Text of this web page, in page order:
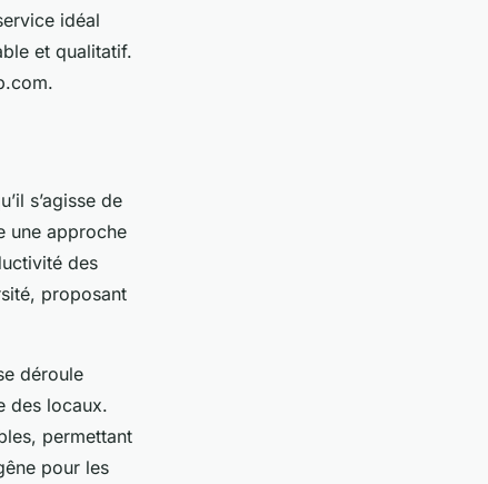
idéal
et qualitatif.
s’agisse de
une approche
des
proposant
déroule
des locaux.
permettant
pour les